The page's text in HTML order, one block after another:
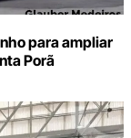
para ampliar
Porã